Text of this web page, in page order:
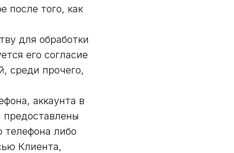
после того, как
для обработки
его согласие
среди прочего,
аккаунта в
либо
Клиента,